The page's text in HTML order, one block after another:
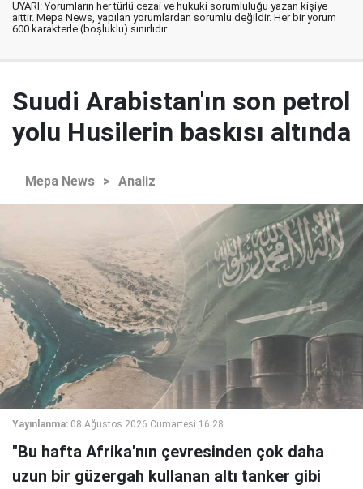
UYARI: Yorumların her türlü cezai ve hukuki sorumluluğu yazan kişiye
aittir. Mepa News, yapılan yorumlardan sorumlu değildir. Her bir yorum
600 karakterle (boşluklu) sınırlıdır.
Suudi Arabistan'ın son petrol
yolu Husilerin baskısı altında
Mepa News > Analiz
Yayınlanma: 08 Ağustos 2026 Cumartesi 16:28
"Bu hafta Afrika'nın çevresinden çok daha
uzun bir güzergah kullanan altı tanker gibi